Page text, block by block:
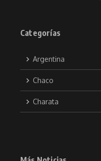
Categorías
Argentina
Chaco
Charata